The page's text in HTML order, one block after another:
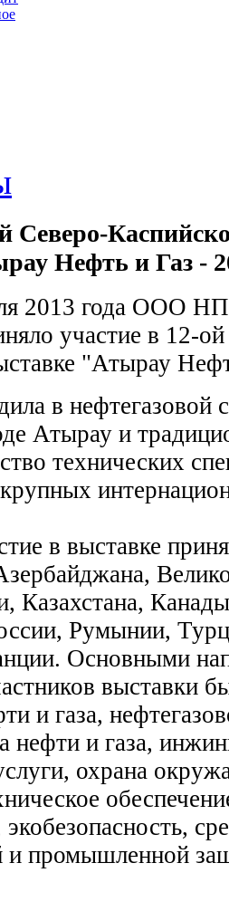
Северо-
Нефть и Газ -
2013 года ООО
участие в 12-
"Атырау
в нефтегазовой
Атырау и
технических
в выставке
Казахстана,
Румынии,
Основными
выставки
и газа,
нефти и газа,
охрана
и промышленной